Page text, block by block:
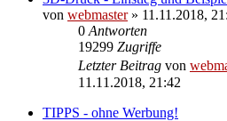
von webmaster» 11.11.2018,
0 Antworten
19299 Zugriffe
Letzter Beitrag von
11.11.2018, 21:42
TIPPS - ohne Werbung!